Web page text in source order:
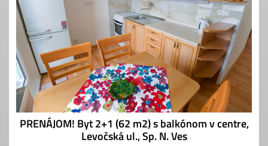
PRENÁJOM! Byt 2+1 (62 m2) s balkónom v centre,
Levočská ul., Sp. N. Ves